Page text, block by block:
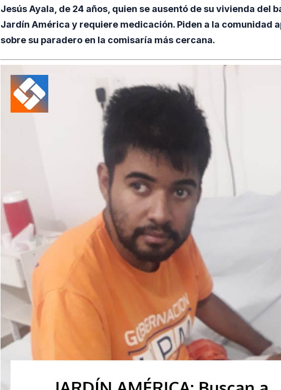
Jesús Ayala, de 24 años, quien se ausentó de su vivienda del
Jardín América y requiere medicación. Piden a la comunidad
sobre su paradero en la comisaría más cercana.